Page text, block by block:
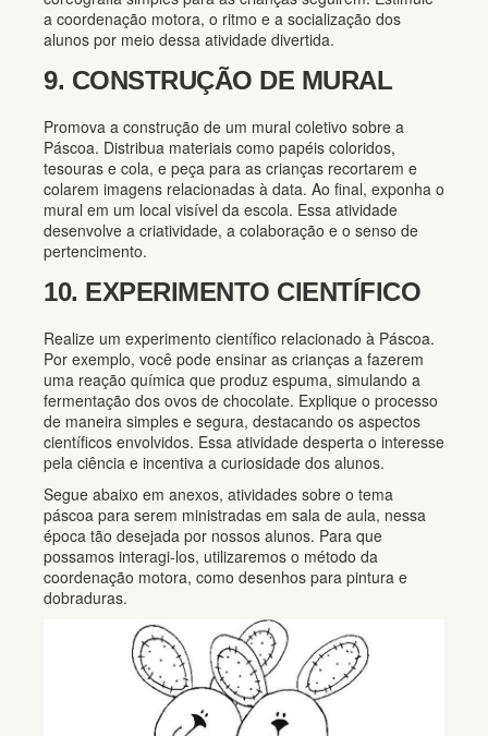
a coordenação motora, o ritmo e a socialização dos
alunos por meio dessa atividade divertida.
9. CONSTRUÇÃO DE MURAL
Promova a construção de um mural coletivo sobre a
Páscoa. Distribua materiais como papéis coloridos,
tesouras e cola, e peça para as crianças recortarem e
colarem imagens relacionadas à data. Ao final, exponha o
mural em um local visível da escola. Essa atividade
desenvolve a criatividade, a colaboração e o senso de
pertencimento.
10. EXPERIMENTO CIENTÍFICO
Realize um experimento científico relacionado à Páscoa.
Por exemplo, você pode ensinar as crianças a fazerem
uma reação química que produz espuma, simulando a
fermentação dos ovos de chocolate. Explique o processo
de maneira simples e segura, destacando os aspectos
científicos envolvidos. Essa atividade desperta o interesse
pela ciência e incentiva a curiosidade dos alunos.
Segue abaixo em anexos, atividades sobre o tema
páscoa para serem ministradas em sala de aula, nessa
época tão desejada por nossos alunos. Para que
possamos interagi-los, utilizaremos o método da
coordenação motora, como desenhos para pintura e
dobraduras.